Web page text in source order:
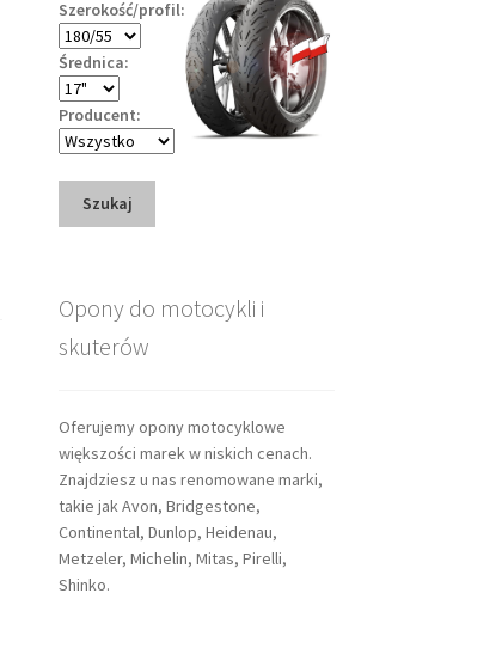
Szerokość/profil:
Średnica:
Producent:
Szukaj
Opony do motocykli i
skuterów
Oferujemy opony motocyklowe
większości marek w niskich cenach.
Znajdziesz u nas renomowane marki,
takie jak Avon, Bridgestone,
Continental, Dunlop, Heidenau,
Metzeler, Michelin, Mitas, Pirelli,
Shinko.